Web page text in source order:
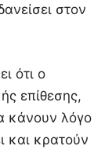
στον
ότι ο
επίθεσης,
κάνουν λόγο
και κρατούν